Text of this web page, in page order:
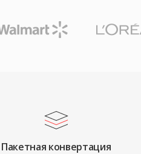
Пакетная конвертация